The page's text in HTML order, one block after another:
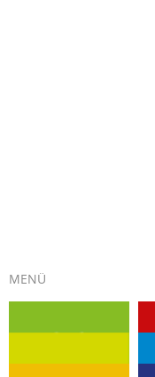
MENÜ